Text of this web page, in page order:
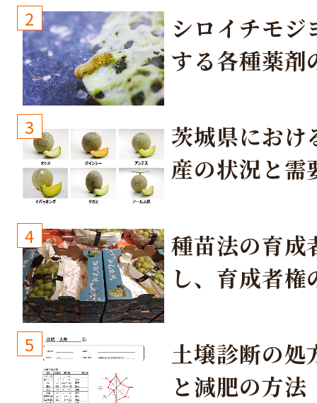
2
シロイチモジ
する各種薬剤
3
茨城県におけ
産の状況と需
4
種苗法の育成
し、育成者権
しょう！
5
土壌診断の処
と減肥の方法